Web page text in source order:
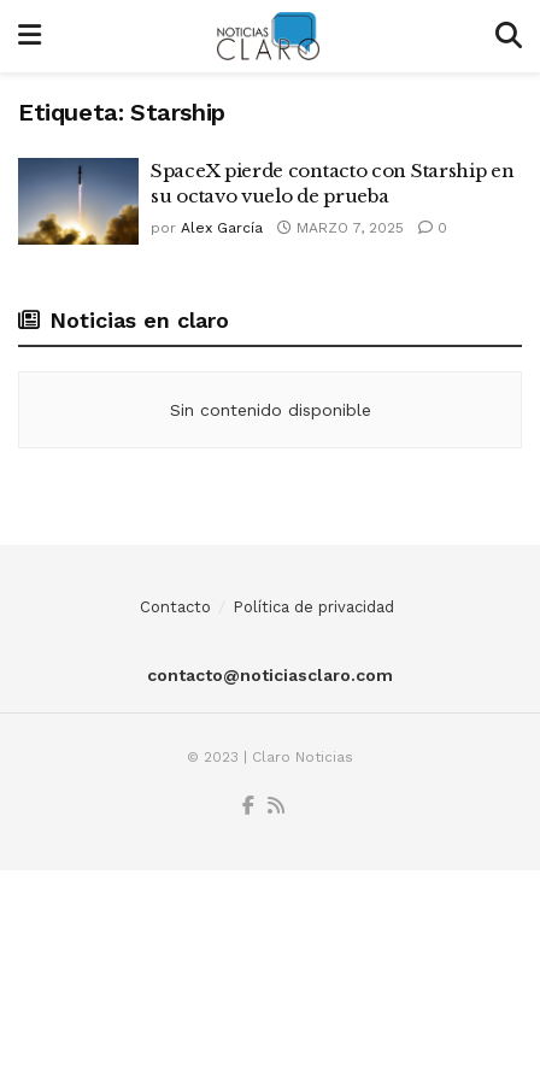
Etiqueta: Starship
SpaceX pierde contacto con Starship en
su octavo vuelo de prueba
por Alex García MARZO 7, 2025 0
Noticias en claro
Sin contenido disponible
Contacto Política de privacidad
contacto@noticiasclaro.com
© 2023 | Claro Noticias